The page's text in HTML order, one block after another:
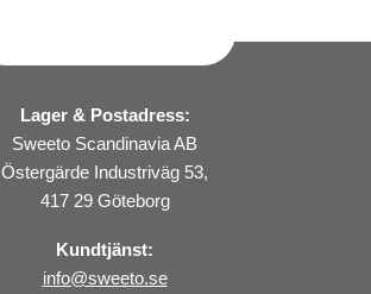
Lager & Postadress:
Sweeto Scandinavia AB
Östergärde Industriväg 53,
417 29 Göteborg
Kundtjänst:
info@sweeto.se